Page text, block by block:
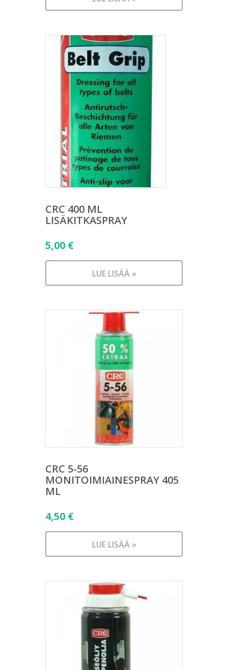
CRC 400 ML
LISÄKITKASPRAY
5,00 €
LUE LISÄÄ »
CRC 5-56
MONITOIMIAINESPRAY 405
ML
4,50 €
LUE LISÄÄ »